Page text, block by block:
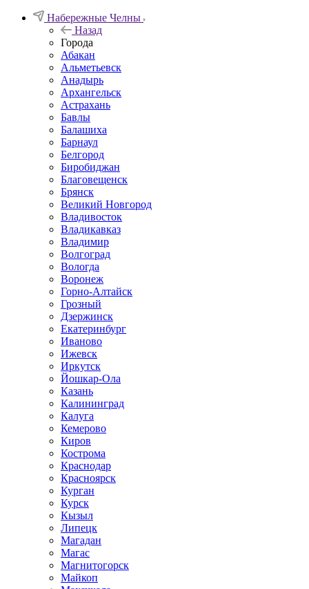
Набережные Челны
Назад
Города
Абакан
Альметьевск
Анадырь
Архангельск
Астрахань
Бавлы
Балашиха
Барнаул
Белгород
Биробиджан
Благовещенск
Брянск
Великий Новгород
Владивосток
Владикавказ
Владимир
Волгоград
Вологда
Воронеж
Горно-Алтайск
Грозный
Дзержинск
Екатеринбург
Иваново
Ижевск
Иркутск
Йошкар-Ола
Казань
Калининград
Калуга
Кемерово
Киров
Кострома
Краснодар
Красноярск
Курган
Курск
Кызыл
Липецк
Магадан
Магас
Магнитогорск
Майкоп